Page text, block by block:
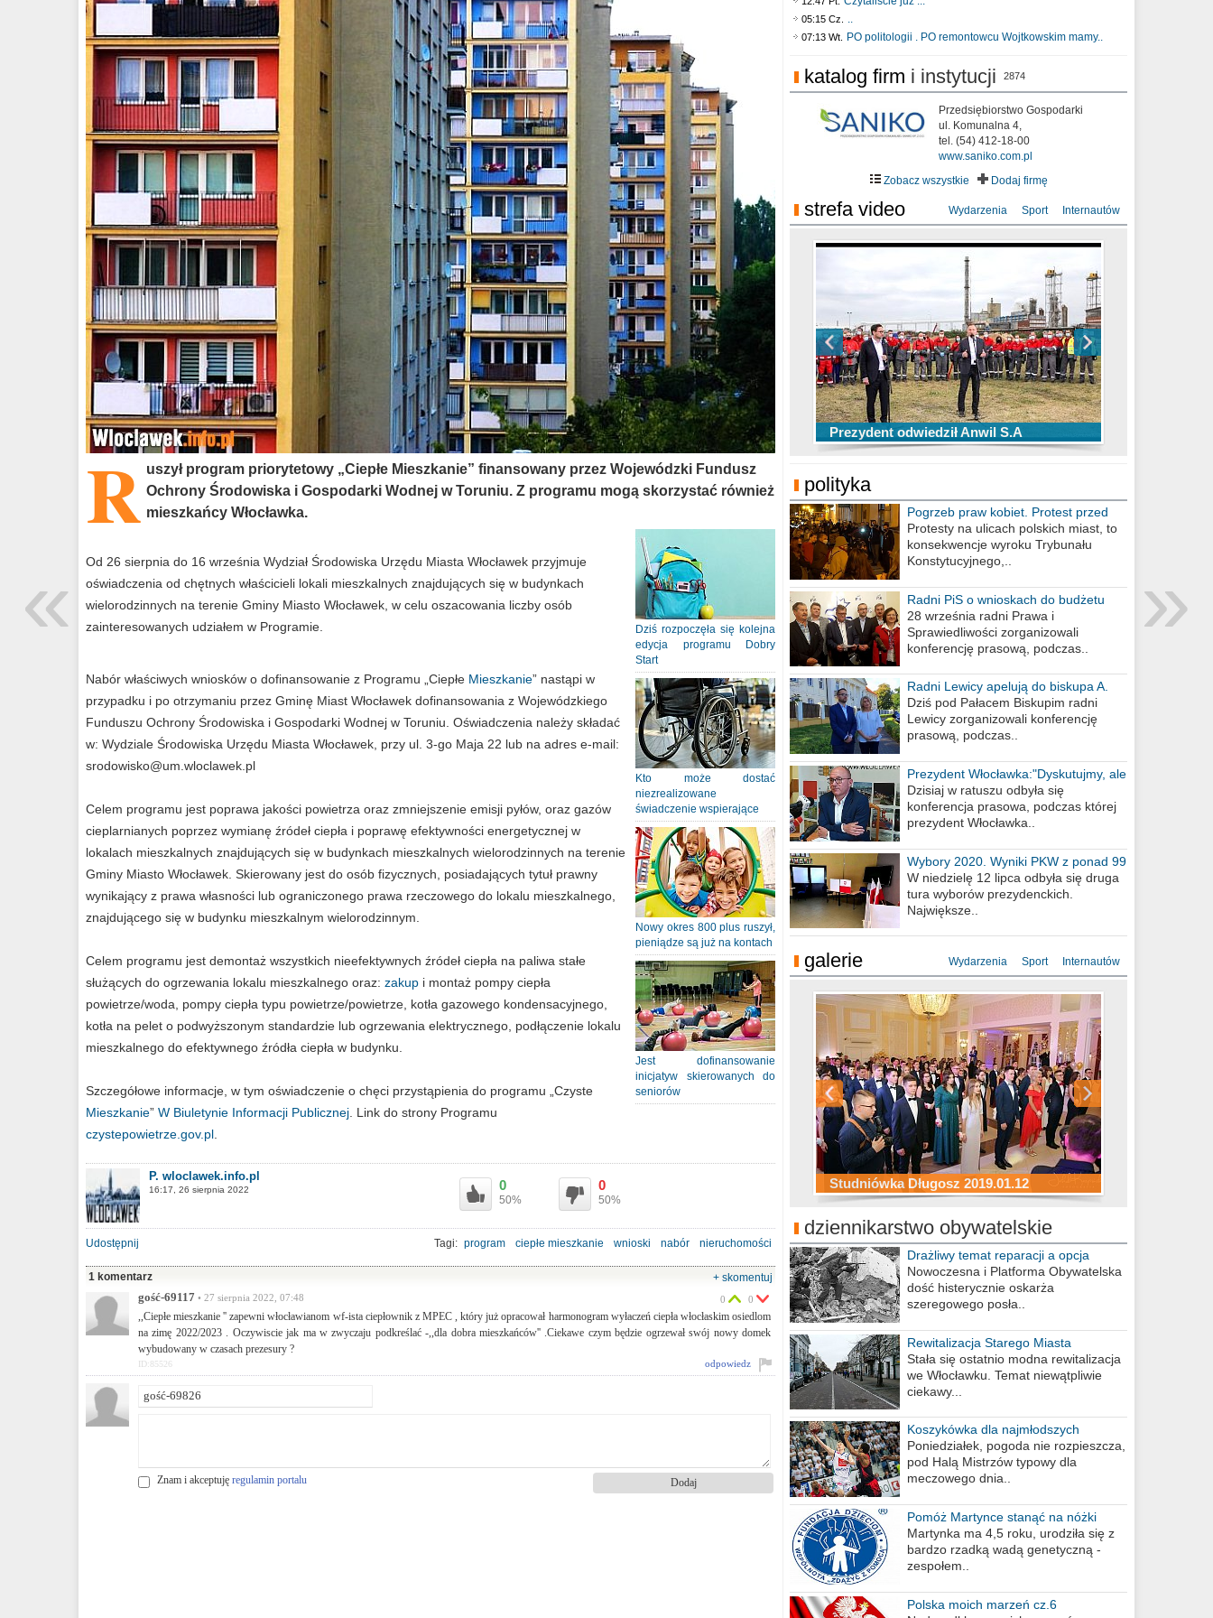
R uszył program priorytetowy „Ciepłe Mieszkanie” finansowany przez Wojewódzki Fundusz
Ochrony Środowiska i Gospodarki Wodnej w Toruniu. Z programu mogą skorzystać również
mieszkańcy Włocławka.
Dziś rozpoczęła się kolejna
edycja programu Dobry
Start
Kto może dostać
niezrealizowane
świadczenie wspierające
Nowy okres 800 plus ruszył,
pieniądze są już na kontach
Jest dofinansowanie
inicjatyw skierowanych do
seniorów
Od 26 sierpnia do 16 września Wydział Środowiska Urzędu Miasta Włocławek przyjmuje
oświadczenia od chętnych właścicieli lokali mieszkalnych znajdujących się w budynkach
wielorodzinnych na terenie Gminy Miasto Włocławek, w celu oszacowania liczby osób
zainteresowanych udziałem w Programie.
Nabór właściwych wniosków o dofinansowanie z Programu „Ciepłe Mieszkanie” nastąpi w
przypadku i po otrzymaniu przez Gminę Miast Włocławek dofinansowania z Wojewódzkiego
Funduszu Ochrony Środowiska i Gospodarki Wodnej w Toruniu. Oświadczenia należy składać
w: Wydziale Środowiska Urzędu Miasta Włocławek, przy ul. 3-go Maja 22 lub na adres e-mail:
srodowisko@um.wloclawek.pl
Celem programu jest poprawa jakości powietrza oraz zmniejszenie emisji pyłów, oraz gazów
cieplarnianych poprzez wymianę źródeł ciepła i poprawę efektywności energetycznej w
lokalach mieszkalnych znajdujących się w budynkach mieszkalnych wielorodzinnych na terenie
Gminy Miasto Włocławek. Skierowany jest do osób fizycznych, posiadających tytuł prawny
wynikający z prawa własności lub ograniczonego prawa rzeczowego do lokalu mieszkalnego,
znajdującego się w budynku mieszkalnym wielorodzinnym.
Celem programu jest demontaż wszystkich nieefektywnych źródeł ciepła na paliwa stałe
służących do ogrzewania lokalu mieszkalnego oraz: zakup i montaż pompy ciepła
powietrze/woda, pompy ciepła typu powietrze/powietrze, kotła gazowego kondensacyjnego,
kotła na pelet o podwyższonym standardzie lub ogrzewania elektrycznego, podłączenie lokalu
mieszkalnego do efektywnego źródła ciepła w budynku.
Szczegółowe informacje, w tym oświadczenie o chęci przystąpienia do programu „Czyste
Mieszkanie” W Biuletynie Informacji Publicznej . Link do strony Programu
czystepowietrze.gov.pl
P. wloclawek.info.pl
16:17, 26 sierpnia 2022 0
50%
0
50%
Udostępnij Tagi: program ciepłe mieszkanie wnioski nabór
nieruchomości
1 komentarz
+ skomentuj
gość-69117 • 27 sierpnia 2022, 07:48
,,Ciepłe mieszkanie '' zapewni włocławianom wf-ista ciepłownik z MPEC , który już opracował harmonogram wyłaczeń ciepła włocłaskim osiedlom
na zimę 2022/2023 . Oczywiscie jak ma w zwyczaju podkreślać -,,dla dobra mieszkańców'' .Ciekawe czym będzie ogrzewał swój nowy domek
wybudowany w czasach prezesury ?
0 0
odpowiedz
ID:85526
Znam i akceptuję regulamin portalu
05:15 Cz. ..
07:13 Wt. PO politologii . PO remontowcu Wojtkowskim mamy..
katalog firm i instytucji 2874
Przedsiębiorstwo Gospodarki
ul. Komunalna 4,
tel. (54) 412-18-00
www.saniko.com.pl
Zobacz wszystkie
Dodaj firmę
strefa video Wydarzenia Sport Internautów
Prezydent odwiedził Anwil S.A
TOP 10 przechwytów Anwilu Włocławek
w EBL w sezonie 2019/2020
TOP 5 rzutów Anwilu Włocławek w BCL
w sezonie 2019/2020
Ni To Ponk - W oczach mamy strach
sixf33t .Last Year DRONE FOOTAGE
Włocławek
XXIII Sesja Rady Miasta Włocławek VIII
kadencji w dniu 09.06.2020 r.
polityka
Pogrzeb praw kobiet. Protest przed
biurem poselskim PiS
Protesty na ulicach polskich miast, to
konsekwencje wyroku Trybunału
Konstytucyjnego,..
Radni PiS o wnioskach do budżetu
miasta na 2021 rok
28 września radni Prawa i
Sprawiedliwości zorganizowali
konferencję prasową, podczas..
Radni Lewicy apelują do biskupa A.
Wiesława Meringa
Dziś pod Pałacem Biskupim radni
Lewicy zorganizowali konferencję
prasową, podczas..
Prezydent Włocławka:"Dyskutujmy, ale
nie obrażajmy się”
Dzisiaj w ratuszu odbyła się
konferencja prasowa, podczas której
prezydent Włocławka..
Wybory 2020. Wyniki PKW z ponad 99
procent obwodów
W niedzielę 12 lipca odbyła się druga
tura wyborów prezydenckich.
Największe..
galerie Wydarzenia Sport Internautów
Studniówka Długosz 2019.01.12
ZS Budowlanych 2019.01.12
Studniówka LZK 2019.01.11
Studniówka Kopernik 2019.01.11
Studniówka LMK 2019.01.05
Studniówka ZS Ekonomicznych
2019.01.05
dziennikarstwo obywatelskie
Drażliwy temat reparacji a opcja
berlińska
Nowoczesna i Platforma Obywatelska
dość histerycznie oskarża
szeregowego posła..
Rewitalizacja Starego Miasta
Stała się ostatnio modna rewitalizacja
we Włocławku. Temat niewątpliwie
ciekawy...
Koszykówka dla najmłodszych
Poniedziałek, pogoda nie rozpieszcza,
pod Halą Mistrzów typowy dla
meczowego dnia..
Pomóż Martynce stanąć na nóżki
Martynka ma 4,5 roku, urodziła się z
bardzo rzadką wadą genetyczną -
zespołem..
Polska moich marzeń cz.6
»
«